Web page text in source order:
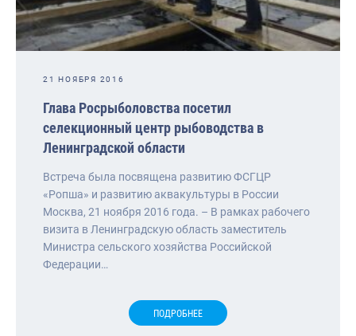
21 НОЯБРЯ 2016
Глава Росрыболовства посетил
селекционный центр рыбоводства в
Ленинградской области
Встреча была посвящена развитию ФСГЦР
«Ропша» и развитию аквакультуры в России
Москва, 21 ноября 2016 года. – В рамках рабочего
визита в Ленинградскую область заместитель
Министра сельского хозяйства Российской
Федерации…
ПОДРОБНЕЕ